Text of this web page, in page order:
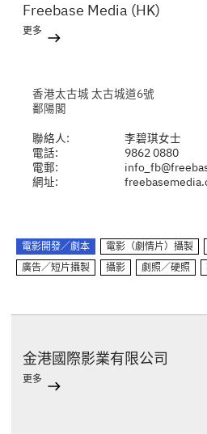
Freebase Media (HK)
更多
香港太古城 太古城道6號
鄱陽閣
聯絡人:
李碧琪女士
電話:
9862 0880
電郵:
網址:
電影開發／劇本 電影（劇情片）攝製
廣告／短片攝製
攝影 劇照／硬照
金港國際影業有限公司
更多